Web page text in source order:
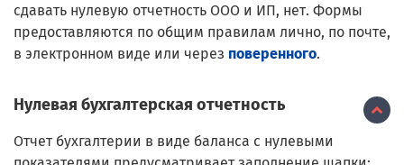
сдавать нулевую отчетность ООО и ИП, нет. Формы
предоставляются по общим правилам лично, по почте,
в электронном виде или через поверенного.
Нулевая бухгалтерская отчетность
Отчет бухгалтерии в виде баланса с нулевыми